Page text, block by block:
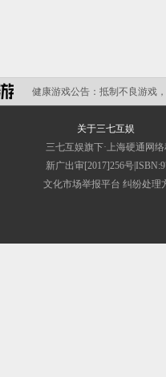
健康游戏公告： 抵制不良游戏
关于三七互娱
三七互娱旗下·上海硬通网
新广出审[2017]256号
文化市场举报平台 纠纷处理